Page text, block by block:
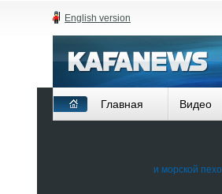
English version
Главная Видео